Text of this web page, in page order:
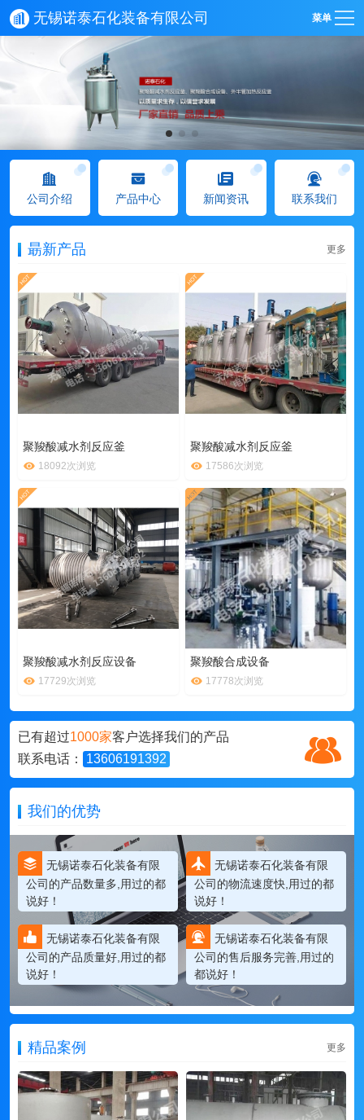
无锡诺泰石化装备有限公司 菜单
公司介绍 产品中心 新闻资讯 联系我们
朂新产品 更多
聚羧酸减水剂反应釜
18092次浏览
聚羧酸减水剂反应釜
17586次浏览
聚羧酸减水剂反应设备
17729次浏览
聚羧酸合成设备
17778次浏览
已有超过1000家客户选择我们的产品
联系电话：
13606191392
我们的优势
无锡诺泰石化装备有限
公司的产品数量多,用过的都
说好！
无锡诺泰石化装备有限
公司的物流速度快,用过的都
说好！
无锡诺泰石化装备有限
公司的产品质量好,用过的都
说好！
无锡诺泰石化装备有限
公司的售后服务完善,用过的
都说好！
精品案例 更多